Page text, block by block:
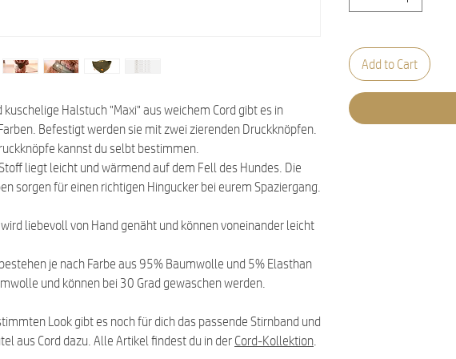
kuschelige Halstuch "Maxi" aus weichem Cord gibt es in
Befestigt werden sie mit zwei zierenden Druckknöpfen.
kannst du selbt bestimmen.
liegt leicht und wärmend auf dem Fell des Hundes. Die
sorgen für einen richtigen Hingucker bei eurem Spaziergang.
liebevoll von Hand genäht und können voneinander leicht
je nach Farbe aus 95% Baumwolle und 5% Elasthan
und können bei 30 Grad gewaschen werden.
Look gibt es noch für dich das passende Stirnband und
aus Cord dazu. Alle Artikel findest du in der Cord-Kollektion
Add to Cart